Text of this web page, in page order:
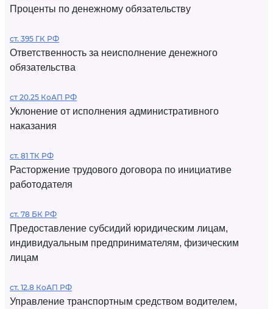
Проценты по денежному обязательству
ст. 395 ГК РФ
Ответственность за неисполнение денежного
обязательства
ст 20.25 КоАП РФ
Уклонение от исполнения административного
наказания
ст. 81 ТК РФ
Расторжение трудового договора по инициативе
работодателя
ст. 78 БК РФ
Предоставление субсидий юридическим лицам,
индивидуальным предпринимателям, физическим
лицам
ст. 12.8 КоАП РФ
Управление транспортным средством водителем,